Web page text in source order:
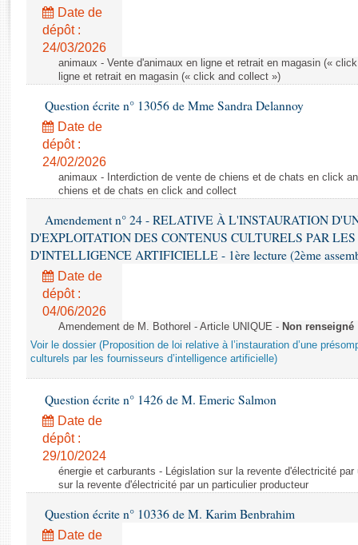
Rapports législatifs
Rapports sur l'application des lois
Baromètre de l’application des lois
Dossiers législatifs
Budget et sécurité sociale
Questions écrites et orales
Comptes rendus des débats
Date de
dépôt :
24/03/2026
animaux - Vente d'animaux en ligne et retrait en magasin («
ligne et retrait en magasin (« click and collect »)
Question écrite n° 13056 de Mme Sandra Delannoy
Date de
dépôt :
24/02/2026
animaux - Interdiction de vente de chiens et de chats en click
chiens et de chats en click and collect
Amendement n° 24 - RELATIVE À L'INSTAURATION
D'EXPLOITATION DES CONTENUS CULTURELS PAR LES
D'INTELLIGENCE ARTIFICIELLE - 1ère lecture (2ème
Date de
dépôt :
04/06/2026
Amendement de M. Bothorel - Article UNIQUE - Non renseigné
Voir le dossier (Proposition de loi relative à l’instauration d’une
culturels par les fournisseurs d’intelligence artificielle)
Question écrite n° 1426 de M. Emeric Salmon
Date de
dépôt :
29/10/2024
énergie et carburants - Législation sur la revente d'électricité
sur la revente d'électricité par un particulier producteur
Question écrite n° 10336 de M. Karim Benbrahim
Date de